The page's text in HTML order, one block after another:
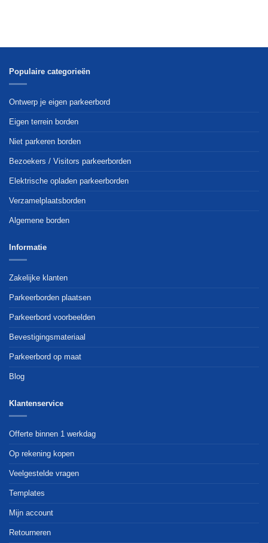
Populaire categorieën
Ontwerp je eigen parkeerbord
Eigen terrein borden
Niet parkeren borden
Bezoekers / Visitors parkeerborden
Elektrische opladen parkeerborden
Verzamelplaatsborden
Algemene borden
Informatie
Zakelijke klanten
Parkeerborden plaatsen
Parkeerbord voorbeelden
Bevestigingsmateriaal
Parkeerbord op maat
Blog
Klantenservice
Offerte binnen 1 werkdag
Op rekening kopen
Veelgestelde vragen
Templates
Mijn account
Retourneren